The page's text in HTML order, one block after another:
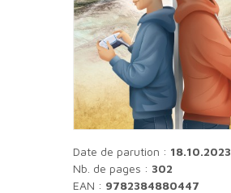
Date de parution : 18.10.2023
Nb. de pages : 302
EAN : 9782384880447